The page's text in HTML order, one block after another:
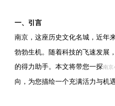
一、引言
南京，这座历史文化名城，近年
勃勃生机。随着科技的飞速发展
的得力助手。本文将带您一探南京
向，为您描绘一个充满活力与机